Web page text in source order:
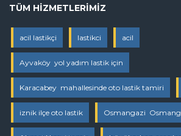
TÜM HIZMETLERIMIZ
acil lastikçi lastikci acil
Ayvaköy yol yadım lastik için
Karacabey mahallesinde oto lastik tamiri
iznik ilçe oto lastik Osmangazi